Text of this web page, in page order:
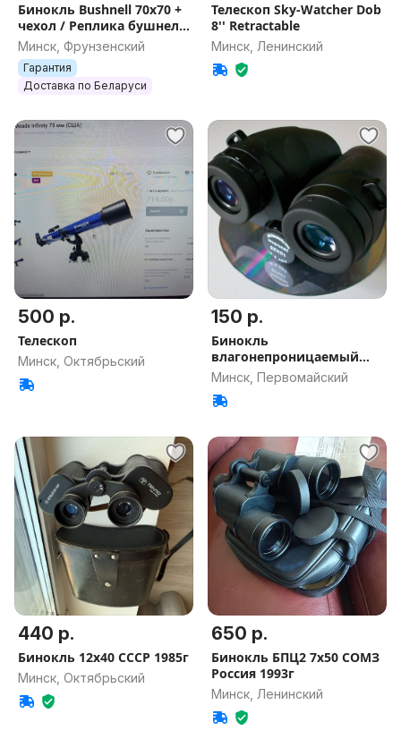
Бинокль Bushnell 70х70 +
чехол / Реплика бушнел
бинокуляр биноколь для
охоты и рыбалки
Минск, Фрунзенский
Гарантия
Доставка по Беларуси
Телескоп Sky-Watcher Dob
8'' Retractable
Минск, Ленинский
500 р.
Телескоп
Минск, Октябрьский
150 р.
Бинокль
влагонепроницаемый
Celestron 10x25
Минск, Первомайский
440 р.
Бинокль 12х40 СССР 1985г
Минск, Октябрьский
650 р.
Бинокль БПЦ2 7х50 СОМЗ
Россия 1993г
Минск, Ленинский